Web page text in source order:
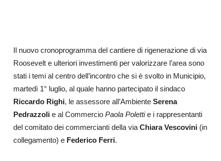
Il nuovo cronoprogramma del cantiere di rigenerazione di via
Roosevelt e ulteriori investimenti per valorizzare l’area sono
stati i temi al centro dell’incontro che si è svolto in Municipio,
martedì 1° luglio, al quale hanno partecipato il sindaco
Riccardo Righi, le assessore all’Ambiente Serena
Pedrazzolie al Commercio Paola Polettie i rappresentanti
del comitato dei commercianti della viaChiara Vescovini(in
collegamento) e Federico Ferri.